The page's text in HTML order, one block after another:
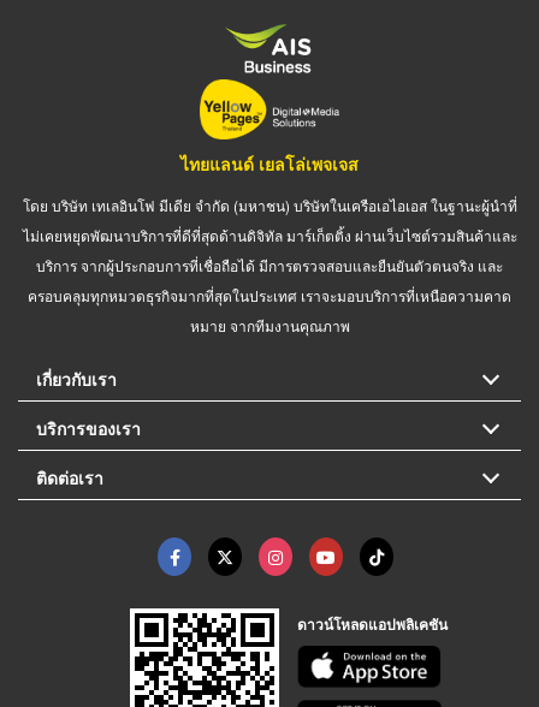
ไทยแลนด์ เยลโล่เพจเจส
โดย บริษัท เทเลอินโฟ มีเดีย จำกัด (มหาชน) บริษัทในเครือเอไอเอส ในฐานะผู้นำที่
ไม่เคยหยุดพัฒนาบริการที่ดีที่สุดด้านดิจิทัล มาร์เก็ตติ้ง ผ่านเว็บไซต์รวมสินค้าและ
บริการ จากผู้ประกอบการที่เชื่อถือได้ มีการตรวจสอบและยืนยันตัวตนจริง และ
ครอบคลุมทุกหมวดธุรกิจมากที่สุดในประเทศ เราจะมอบบริการที่เหนือความคาด
หมาย จากทีมงานคุณภาพ
เกี่ยวกับเรา
บริการของเรา
ติดต่อเรา
ดาวน์โหลดแอปพลิเคชัน